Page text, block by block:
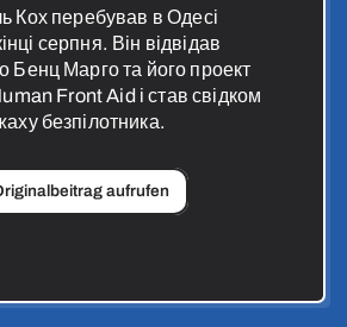
Кох перебував в Одесі
серпня. Він відвідав
Бенц Марго та його проект
Front Aid і став свідком
безпілотника.
aufrufen